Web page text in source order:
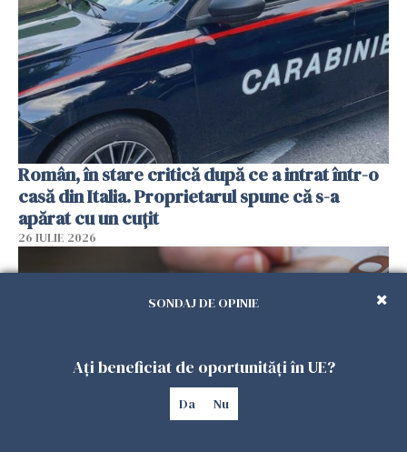
Român, în stare critică după ce a intrat într-o
casă din Italia. Proprietarul spune că s-a
apărat cu un cuțit
26 IULIE 2026
SONDAJ DE OPINIE
Ați beneficiat de oportunități în UE?
Da Nu